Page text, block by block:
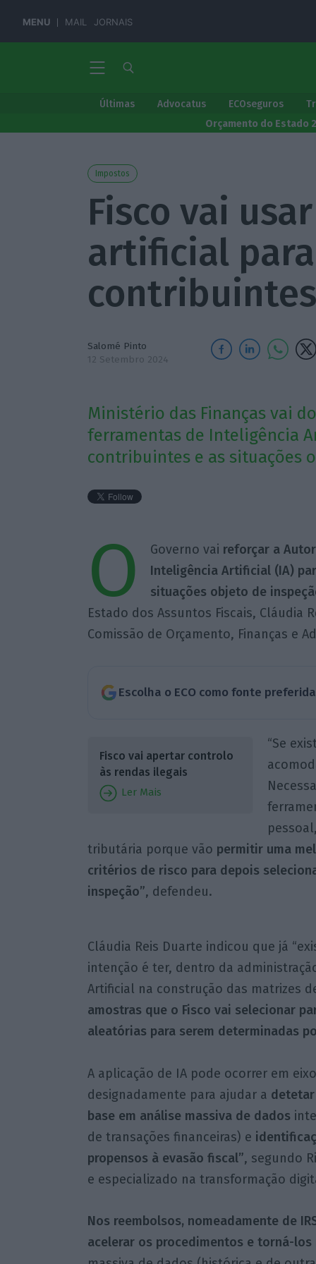
MENU MAIL JORNAIS
Últimas Advocatus ECOseguros
Orçamento do Estado
Impostos
Fisco vai
artificial
contribuintes
Salomé Pinto
12 Setembro 2024
Ministério das Finanças vai
ferramentas de Inteligência
contribuintes e as situações
O Governo vai reforçar a
Inteligência Artificial (IA)
situações objeto de
Estado dos Assuntos Fiscais, Cláudia
Comissão de Orçamento, Finanças e
Escolha o ECO como fonte
Fisco vai apertar controlo
às rendas ilegais
Ler Mais
“Se
tributária porque vão permitir uma
critérios de risco para depois
inspeção”, defendeu.
Cláudia Reis Duarte indicou que já
intenção é ter, dentro da
Artificial na construção das matrizes
amostras que o Fisco vai selecionar
aleatórias para serem determinadas
A aplicação de IA pode ocorrer em
designadamente para ajudar a
base em análise massiva de dados
de transações financeiras) e
propensos à evasão fiscal”, segundo
e especializado na transformação
Nos reembolsos, nomeadamente de
acelerar os procedimentos e torná-los